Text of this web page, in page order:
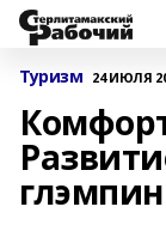
Туризм 24 ИЮЛЯ